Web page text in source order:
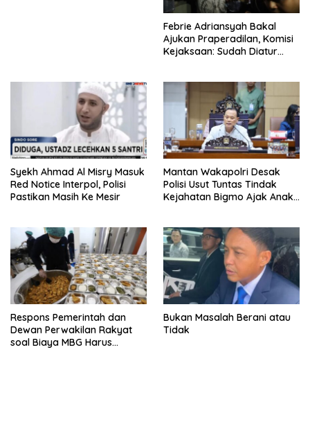
Febrie Adriansyah Bakal
Ajukan Praperadilan, Komisi
Kejaksaan: Sudah Diatur
Syekh Ahmad Al Misry Masuk
Red Notice Interpol, Polisi
Pastikan Masih Ke Mesir
Mantan Wakapolri Desak
Polisi Usut Tuntas Tindak
Kejahatan Bigmo Ajak Anak
Respons Pemerintah dan
Dewan Perwakilan Rakyat
soal Biaya MBG Harus
Bukan Masalah Berani atau
Tidak